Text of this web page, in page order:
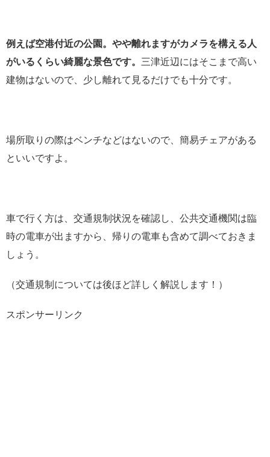
例えば空港付近の公園。やや離れますがカメラを構える人
がいるくらい綺麗な景色です。 三津近辺にはそこまで高い
建物はないので、少し離れて見るだけでも十分です。
場所取りの際はベンチなどはないので、簡易チェアがある
といいですよ。
車で行く方は、交通規制状況を確認し、公共交通機関は臨
時の電車が出ますから、帰りの電車も含めて調べておきま
しょう。
（交通規制については後ほど詳しく解説します！）
スポンサーリンク